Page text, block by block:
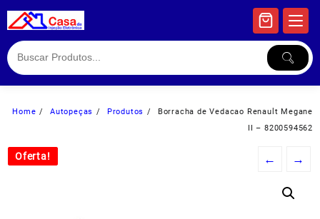
to
Home Autopeças Produtos
Borracha de Vedacao Renault Megane
II – 8200594562
Oferta! ← →
Oferta!